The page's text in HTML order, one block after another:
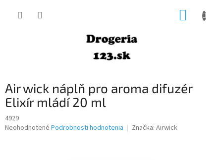
Air wick náplň pro aroma difuzér
Elixír mládí 20 ml
4929
Priemerné
Neohodnotené Podrobnosti hodnotenia Značka: Airwick